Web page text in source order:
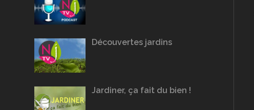
Découvertes jardins
Jardiner, ça fait du bien !